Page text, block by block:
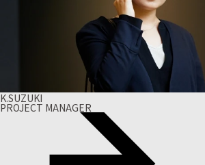
K.SUZUKI
PROJECT MANAGER